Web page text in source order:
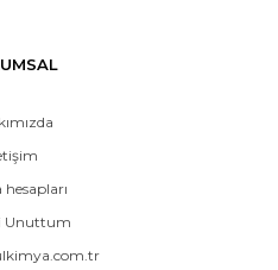
Unuttum